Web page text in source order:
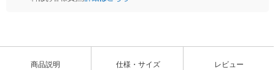
商品説明 仕様・サイズ レビュー